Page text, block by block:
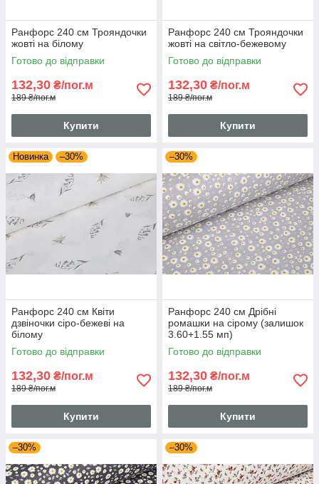
Ранфорс 240 см Трояндочки
жовті на білому
Готово до відправки
132,30 ₴/пог.м
189 ₴/пог.м
Купити
Ранфорс 240 см Трояндочки
жовті на світло-бежевому
Готово до відправки
132,30 ₴/пог.м
189 ₴/пог.м
Купити
Новинка –30%
Ранфорс 240 см Квіти
дзвіночки сіро-бежеві на
білому
Готово до відправки
132,30 ₴/пог.м
189 ₴/пог.м
Купити
–30%
Ранфорс 240 см Дрібні
ромашки на сірому (залишок
3.60+1.55 мп)
Готово до відправки
132,30 ₴/пог.м
189 ₴/пог.м
Купити
–30% –30%